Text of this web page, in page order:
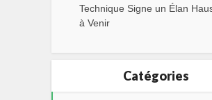
Technique Signe un Élan
à Venir
Catégories